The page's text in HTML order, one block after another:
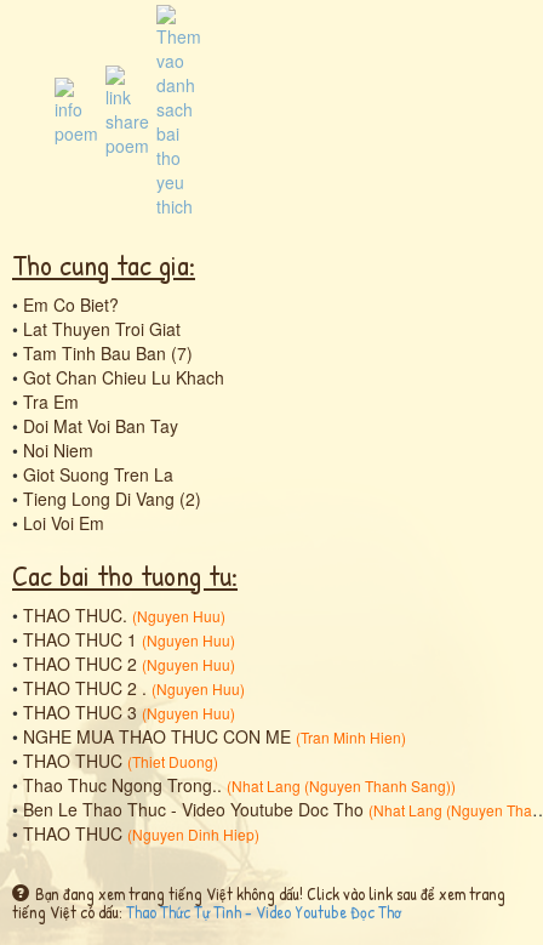
Tho cung tac gia:
• Em Co Biet?
• Lat Thuyen Troi Giat
• Tam Tinh Bau Ban (7)
• Got Chan Chieu Lu Khach
• Tra Em
• Doi Mat Voi Ban Tay
• Noi Niem
• Giot Suong Tren La
• Tieng Long Di Vang (2)
• Loi Voi Em
Cac bai tho tuong tu:
• THAO THUC. (Nguyen Huu)
• THAO THUC 1 (Nguyen Huu)
• THAO THUC 2 (Nguyen Huu)
• THAO THUC 2 . (Nguyen Huu)
• THAO THUC 3 (Nguyen Huu)
• NGHE MUA THAO THUC CON ME (Tran Minh Hien)
• THAO THUC (Thiet Duong)
• Thao Thuc Ngong Trong.. (Nhat Lang (Nguyen Thanh Sang))
•Ben Le Thao Thuc - Video Youtube Doc Tho (Nhat Lang (Nguyen Thanh Sang)
• THAO THUC (Nguyen Dinh Hiep)
Bạn đang xem trang tiếng Việt không dấu! Click vào link sau để xem trang
tiếng Việt có dấu: Thao Thức Tự Tình - Video Youtube Đọc Thơ